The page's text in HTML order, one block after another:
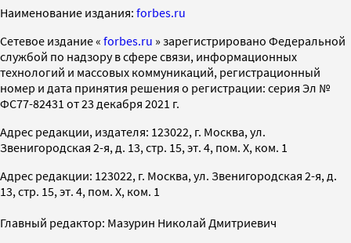
Наименование издания: forbes.ru
Cетевое издание « forbes.ru » зарегистрировано Федеральной
службой по надзору в сфере связи, информационных
технологий и массовых коммуникаций, регистрационный
номер и дата принятия решения о регистрации: серия Эл №
ФС77-82431 от 23 декабря 2021 г.
Адрес редакции, издателя: 123022, г. Москва, ул.
Звенигородская 2-я, д. 13, стр. 15, эт. 4, пом. X, ком. 1
Адрес редакции: 123022, г. Москва, ул. Звенигородская 2-я, д.
13, стр. 15, эт. 4, пом. X, ком. 1
Главный редактор: Мазурин Николай Дмитриевич